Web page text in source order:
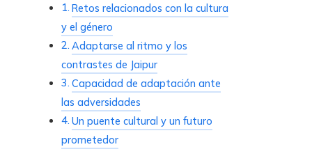
Retos relacionados con la cultura
y el género
Adaptarse al ritmo y los
contrastes de Jaipur
Capacidad de adaptación ante
las adversidades
Un puente cultural y un futuro
prometedor